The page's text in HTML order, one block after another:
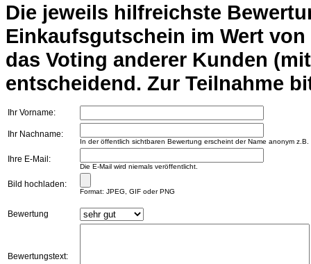
Die jeweils hilfreichste
Einkaufsgutschein im Wert
das Voting anderer Kunden
entscheidend. Zur Teilnahme
Ihr Vorname:
Ihr Nachname:
In der öffentlich sichtbaren Bewertung erscheint der Name anonym
Ihre E-Mail:
Die E-Mail wird niemals veröffentlicht.
Bild hochladen:
Format: JPEG, GIF oder PNG
Bewertung
Bewertungstext: